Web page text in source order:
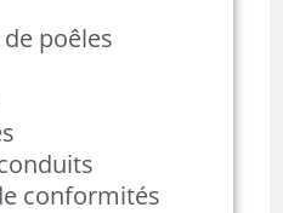
poêles
conformités